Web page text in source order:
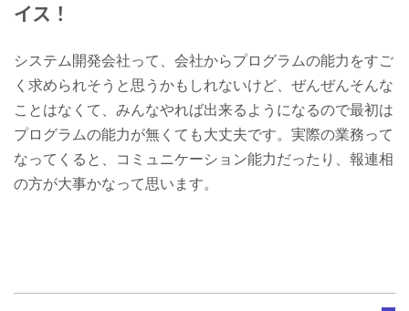
イス！
システム開発会社って、会社からプログラムの能力をすご
く求められそうと思うかもしれないけど、ぜんぜんそんな
ことはなくて、みんなやれば出来るようになるので最初は
プログラムの能力が無くても大丈夫です。実際の業務って
なってくると、コミュニケーション能力だったり、報連相
の方が大事かなって思います。